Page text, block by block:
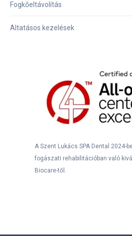
Fogkőeltávolítás
Altatásos kezelések
A Szent Lukács SPA Dental 2024-
fogászati rehabilitációban való
Biocare-től.